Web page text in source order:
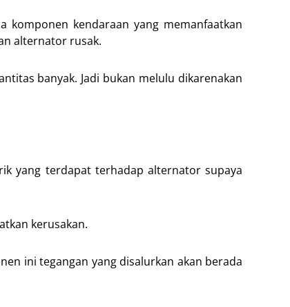
kendaraan yang memanfaatkan
alternator rusak.
banyak. Jadi bukan melulu dikarenakan
yang terdapat terhadap alternator supaya
kerusakan.
ini tegangan yang disalurkan akan berada